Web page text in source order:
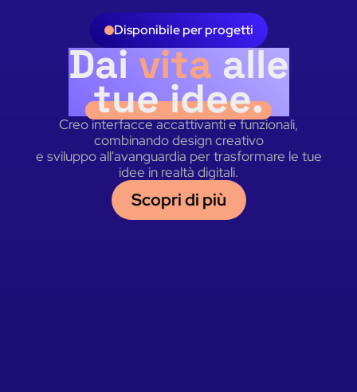
Disponibile per progetti
Daivitaalle
tue idee.
Creo interfacce accattivanti e funzionali,
combinando design creativo
e sviluppo all'avanguardia per trasformare le tue
idee in realtà digitali.
Scopri di più